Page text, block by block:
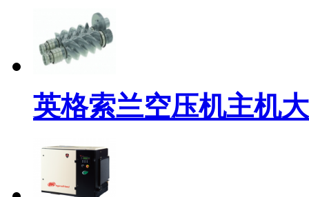
英格索兰空压机主机大